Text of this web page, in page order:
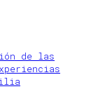
de las